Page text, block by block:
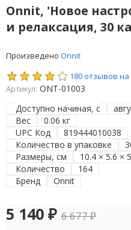
Onnit, 'Новое
и релаксация, 30
Произведено Onnit
180 отзывов
Артикул: ONT-01003
Доступно начиная, с
Вес
0.06 кг
UPC Код
819444010038
Количество в упаковке
Размеры, см
10.4 × 5.6 ×
Количество
164
Бренд
Onnit
5 140 ₽ 6 677₽